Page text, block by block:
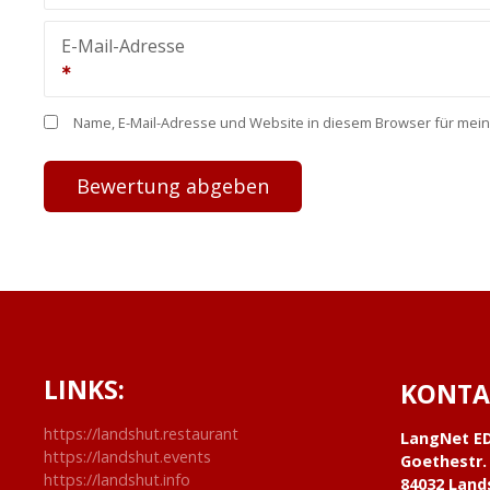
E-Mail-Adresse
Name, E-Mail-Adresse und Website in diesem Browser für
LINKS:
https://landshut.restaurant
https://landshut.events
https://landshut.info
LangNet
Goethestr.
84032